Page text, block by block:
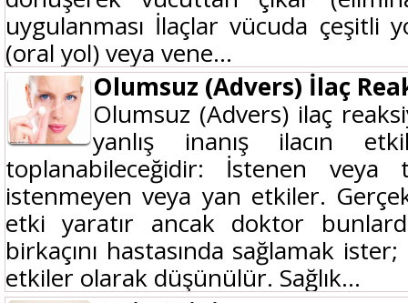
uygulanması İlaçlar vücuda çeşitli
(oral yol) veya vene...
Olumsuz (Advers) İlaç
Olumsuz (Advers) ilaç
yanlış inanış ilacın
toplanabileceğidir: İstenen
istenmeyen veya yan etkiler.
etki yaratır ancak doktor
birkaçını hastasında sağlamak
etkiler olarak düşünülür. Sağlık...